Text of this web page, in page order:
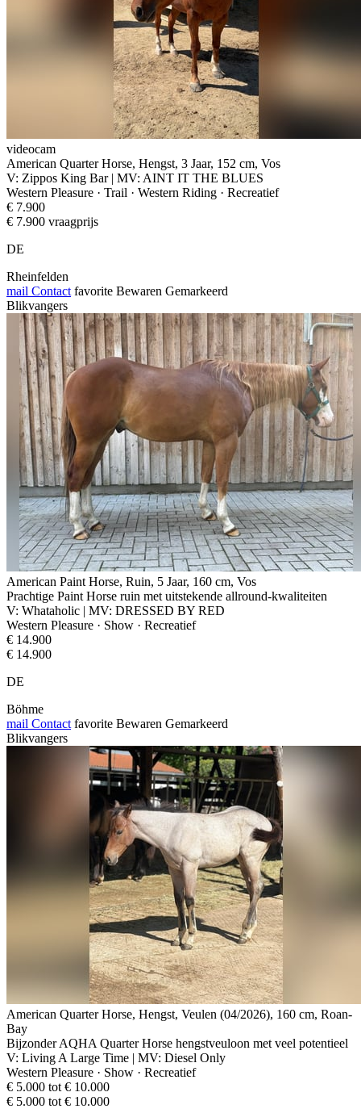
videocam
American Quarter Horse, Hengst, 3 Jaar, 152 cm, Vos
V: Zippos King Bar | MV: AINT IT THE BLUES
Western Pleasure · Trail · Western Riding · Recreatief
€ 7.900
€ 7.900 vraagprijs
DE
Rheinfelden
mail Contact favorite Bewaren Gemarkeerd
Blikvangers
American Paint Horse, Ruin, 5 Jaar, 160 cm, Vos
Prachtige Paint Horse ruin met uitstekende allround-kwaliteiten
V: Whataholic | MV: DRESSED BY RED
Western Pleasure · Show · Recreatief
€ 14.900
€ 14.900
DE
Böhme
mail Contact favorite Bewaren Gemarkeerd
Blikvangers
American Quarter Horse, Hengst, Veulen (04/2026), 160 cm, Roan-
Bay
Bijzonder AQHA Quarter Horse hengstveuloon met veel potentieel
V: Living A Large Time | MV: Diesel Only
Western Pleasure · Show · Recreatief
€ 5.000 tot € 10.000
€ 5.000 tot € 10.000